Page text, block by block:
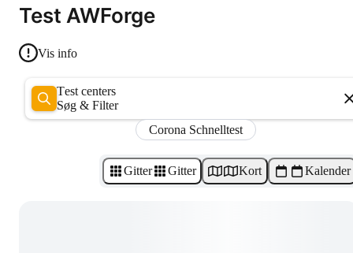
Test AWForge
Vis info
Test centers
Søg & Filter
Corona Schnelltest
Gitter Gitter Kort Kalender